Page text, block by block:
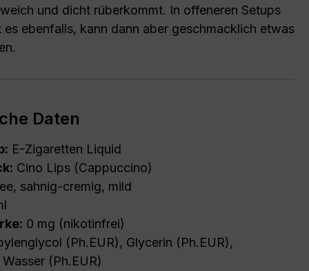
und dicht rüberkommt. In offeneren Setups
ebenfalls, kann dann aber geschmacklich etwas
Daten
E-Zigaretten Liquid
Cino Lips (Cappuccino)
sahnig-cremig, mild
0 mg (nikotinfrei)
(Ph.EUR), Glycerin (Ph.EUR),
(Ph.EUR)